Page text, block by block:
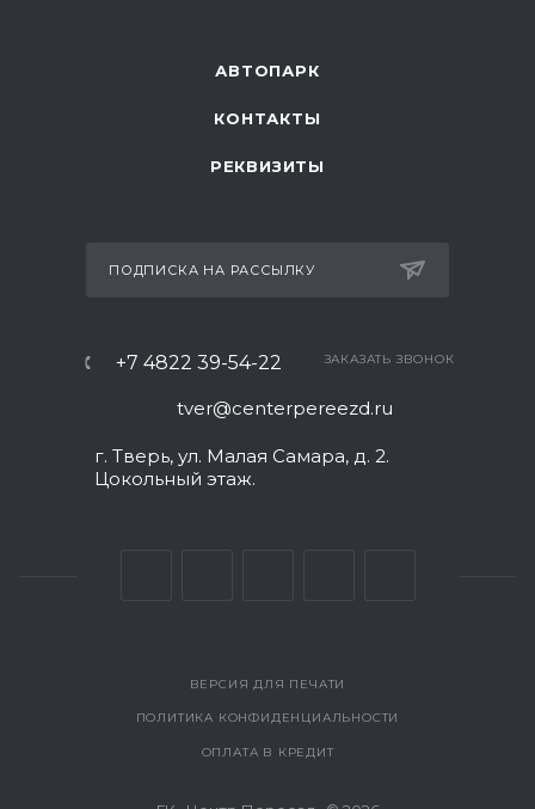
АВТОПАРК
КОНТАКТЫ
РЕКВИЗИТЫ
ПОДПИСКА НА РАССЫЛКУ
+7 4822 39-54-22 ЗАКАЗАТЬ ЗВОНОК
tver@centerpereezd.ru
г. Тверь, ул. Малая Самара, д. 2.
Цокольный этаж.
ВЕРСИЯ ДЛЯ ПЕЧАТИ
ПОЛИТИКА КОНФИДЕНЦИАЛЬНОСТИ
ОПЛАТА В КРЕДИТ